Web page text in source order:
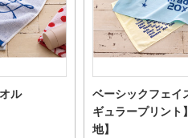
を染色
ル
ベーシックフェイ
ギュラープリント
地】